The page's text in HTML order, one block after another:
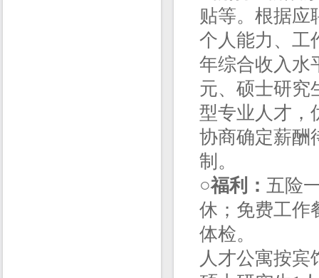
贴等。根据应
个人能力、工
年综合收入水
元、硕士研究
型专业人才，
协商确定薪酬
制。
○福利： 五险
休；免费工作
体检。
人才公寓按宾